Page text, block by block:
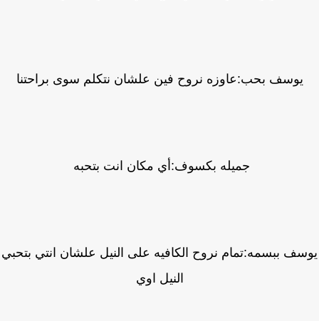
يوسف بحب:عاوزه نروح فين علشان نتكلم سوى براحتنا
جميله بكسوف:أي مكان انت بتحبه
ببسمه:تمام نروح الكافيه على النيل علشان انتي بتحبي
النيل اوي